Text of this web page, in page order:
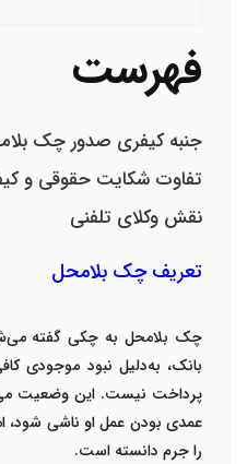
فهرست
جنبه کیفری صدور چک
تفاوت شکایت حقوقی و
نقش وکلای تلفنی
تعریف چک بلامحل
چک بلامحل به چکی گفته
بانک، به‌دلیل نبود موجودی
پرداخت نیست. این وضعیت
عمدی بودن عمل او ناشی شود،
را جرم دانسته است.